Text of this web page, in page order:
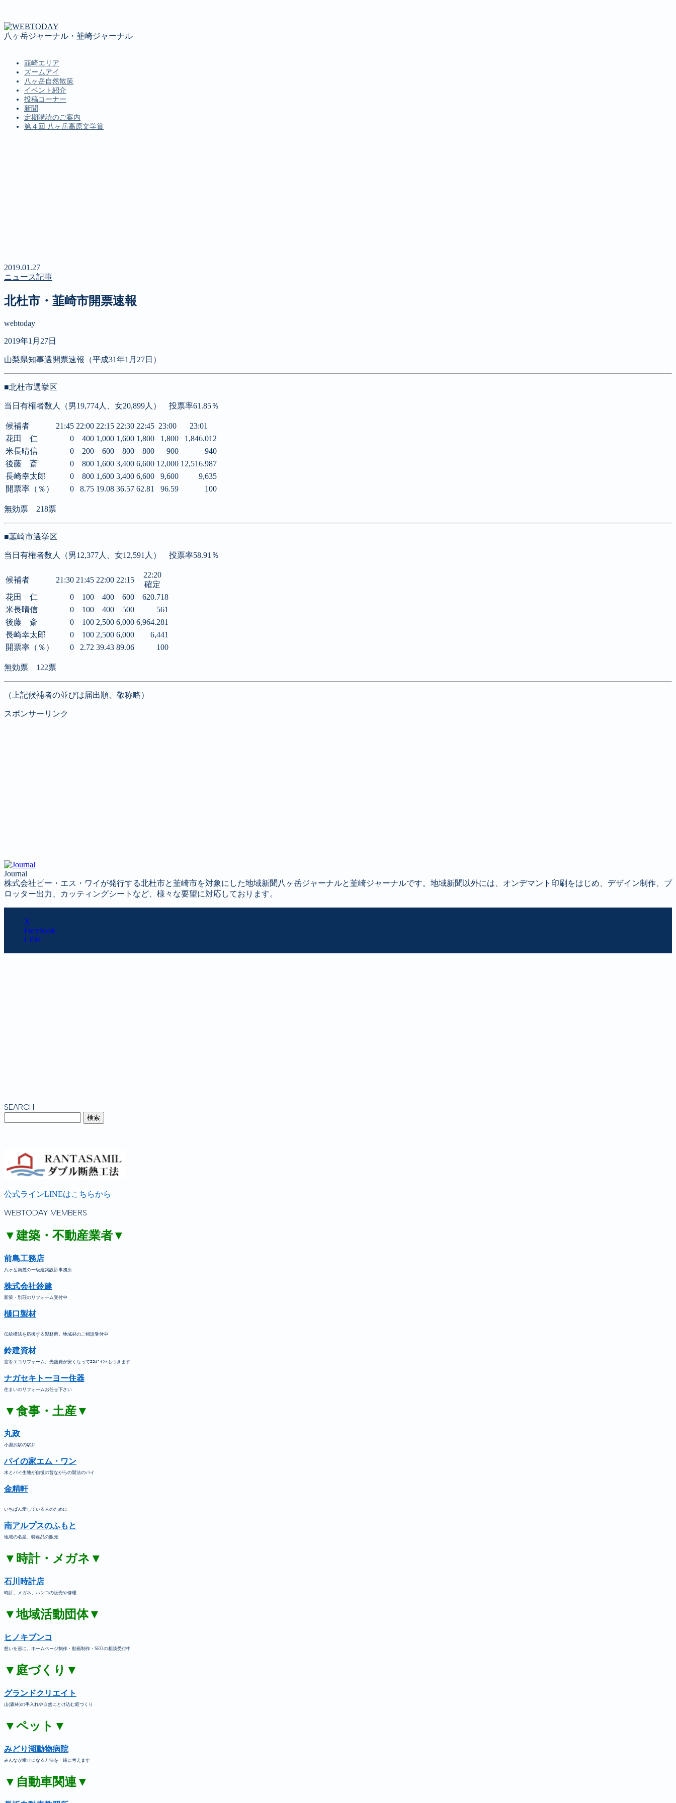
八ヶ岳ジャーナル・韮崎ジャーナル
韮崎エリア
ズームアイ
八ヶ岳自然散策
イベント紹介
投稿コーナー
新聞
定期購読のご案内
第４回 八ヶ岳高原文学賞
2019.01.27
ニュース記事
北杜市・韮崎市開票速報
webtoday
2019年1月27日
山梨県知事選開票速報（平成31年1月27日）
■北杜市選挙区
当日有権者数人（男19,774人、女20,899人） 投票率61.85％
候補者 21:45 22:00 22:15 22:30 22:45 23:00
23:01
花田 仁
0 400 1,000 1,600 1,800 1,800
1,846.012
米長晴信
0 200 600 800 800 900
940
後藤 斎
0 800 1,600 3,400 6,600 12,000 12,516.987
長崎幸太郎
0 800 1,600 3,400 6,600 9,600
9,635
開票率（％）
0 8.75 19.08 36.57 62.81 96.59 100
無効票 218票
■韮崎市選挙区
当日有権者数人（男12,377人、女12,591人） 投票率58.91％
候補者 21:30 21:45 22:00 22:15
22:20
確定
花田 仁
0 100 400 600
620.718
米長晴信
0 100 400 500
561
後藤 斎
0 100 2,500 6,000 6,964.281
長崎幸太郎
0 100 2,500 6,000
6,441
開票率（％）
0 2.72 39.43 89.06 100
無効票 122票
（上記候補者の並びは届出順、敬称略）
スポンサーリンク
Journal
株式会社ピー・エス・ワイが発行する北杜市と韮崎市を対象にした地域新聞八ヶ岳ジャーナルと韮崎ジャーナルです。地域新聞以外には、オンデマント印刷をはじめ、デザイン制作、プ
ロッター出力、カッティングシートなど、様々な要望に対応しております。
X
Facebook
LINE
SEARCH
公式ラインLINEはこちらから
WEBTODAY MEMBERS
▼建築・不動産業者▼
前島工務店
八ヶ岳南麓の一級建築設計事務所
株式会社鈴建
新築・別荘のリフォーム受付中
樋口製材
伝統構法を応援する製材所。地域材のご相談受付中
鈴建資材
窓をエコリフォーム。光熱費が安くなってｴｺﾎﾟｲﾝﾄもつきます
ナガセキトーヨー住器
住まいのリフォームお任せ下さい
▼食事・土産▼
丸政
小淵沢駅の駅弁
パイの家エム・ワン
水とパイ生地が自慢の昔ながらの製法のパイ
金精軒
いちばん愛している人のために
南アルプスのふもと
地域の名産、特産品の販売
▼時計・メガネ▼
石川時計店
時計、メガネ、ハンコの販売や修理
▼地域活動団体▼
ヒノキブンコ
想いを形に。ホームページ制作・動画制作・SEOの相談受付中
▼庭づくり▼
グランドクリエイト
山(森林)の手入れや自然にとけ込む庭づくり
▼ペット▼
みどり湖動物病院
みんなが幸せになる方法を一緒に考えます
▼自動車関連▼